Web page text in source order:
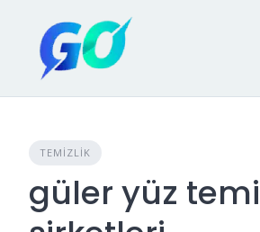
TEMIZLIK
güler yüz